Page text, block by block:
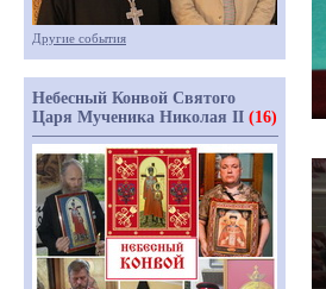
Другие события
Небесный Конвой Святого
Царя Мученика Николая II (16)